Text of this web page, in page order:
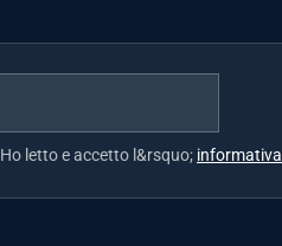
Ho letto e accetto l&rsquo; informativa